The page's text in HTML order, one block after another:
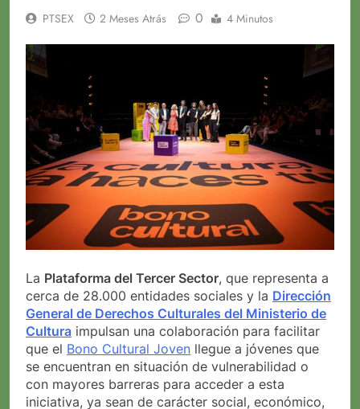
PTSEX 2 Meses Atrás 0 4 Minutos
La Plataforma del Tercer Sector, que representa a
cerca de 28.000 entidades sociales y la Dirección
General de Derechos Culturales del Ministerio de
Cultura impulsan una colaboración para facilitar
que el Bono Cultural Joven llegue a jóvenes que
se encuentran en situación de vulnerabilidad o
con mayores barreras para acceder a esta
iniciativa, ya sean de carácter social, económico,